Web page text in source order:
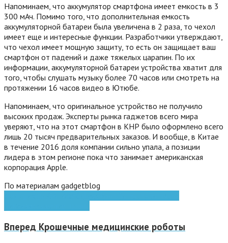
Напоминаем, что аккумулятор смартфона имеет емкость в 3
300 мАч. Помимо того, что дополнительная емкость
аккумуляторной батареи была увеличена в 2 раза, то чехол
имеет еще и интересные функции. Разработчики утверждают,
что чехол имеет мощную защиту, то есть он защищает ваш
смартфон от падений и даже тяжелых царапин. По их
информации, аккумуляторной батареи устройства хватит для
того, чтобы слушать музыку более 70 часов или смотреть на
протяжении 16 часов видео в Ютюбе.
Напоминаем, что оригинальное устройство не получило
высоких продаж. Эксперты рынка гаджетов всего мира
уверяют, что на этот смартфон в КНР было оформлено всего
лишь 20 тысяч предварительных заказов. И вообще, в Китае
в течение 2016 доля компании сильно упала, а позиции
лидера в этом регионе пока что занимает американская
корпорация Apple.
По материалам gadgetblog
Вперед Крошечные медицинские роботы